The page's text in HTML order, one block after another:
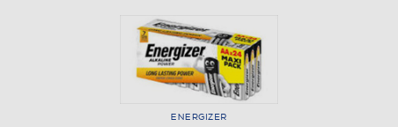
1/1
ENERGIZER